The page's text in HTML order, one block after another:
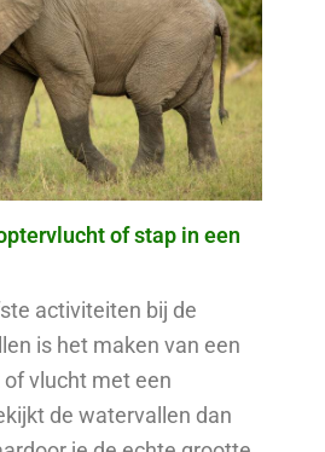
of stap in een
activiteiten bij de
is het maken van een
vlucht met een
de watervallen dan